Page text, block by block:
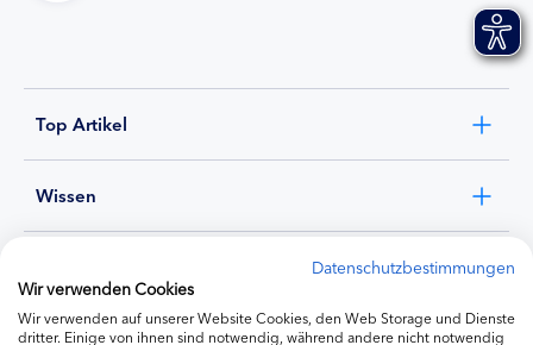
Top Artikel
Wissen
Ernährung
Datenschutzbestimmungen
Wir verwenden Cookies
Wir verwenden auf unserer Website Cookies, den Web Storage und Dienste
dritter. Einige von ihnen sind notwendig, während andere nicht notwendig